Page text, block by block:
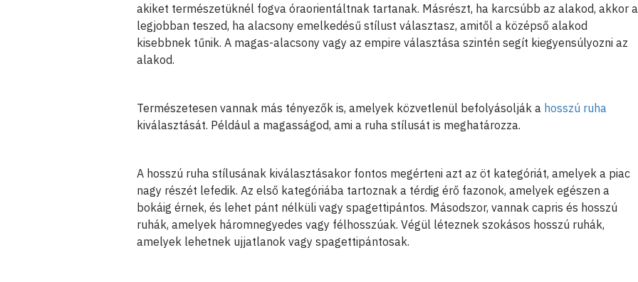
akiket természetüknél fogva óraorientáltnak tartanak. Másrészt, ha karcsúbb az alakod, akkor a
legjobban teszed, ha alacsony emelkedésű stílust választasz, amitől a középső alakod
kisebbnek tűnik. A magas-alacsony vagy az empire választása szintén segít kiegyensúlyozni az
alakod.
Természetesen vannak más tényezők is, amelyek közvetlenül befolyásolják a hosszú ruha
kiválasztását. Például a magasságod, ami a ruha stílusát is meghatározza.
A hosszú ruha stílusának kiválasztásakor fontos megérteni azt az öt kategóriát, amelyek a piac
nagy részét lefedik. Az első kategóriába tartoznak a térdig érő fazonok, amelyek egészen a
bokáig érnek, és lehet pánt nélküli vagy spagettipántos. Másodszor, vannak capris és hosszú
ruhák, amelyek háromnegyedes vagy félhosszúak. Végül léteznek szokásos hosszú ruhák,
amelyek lehetnek ujjatlanok vagy spagettipántosak.